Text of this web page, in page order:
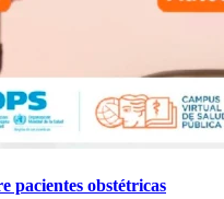
pacientes obstétricas